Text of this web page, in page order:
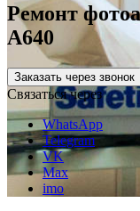
Ремонт
A640
Заказать через звонок
Связаться через
WhatsApp
Telegram
VK
Max
imo